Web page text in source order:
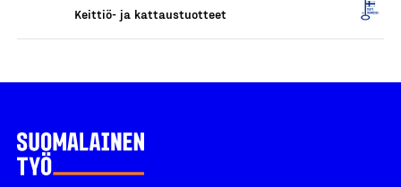
Keittiö- ja kattaustuotteet